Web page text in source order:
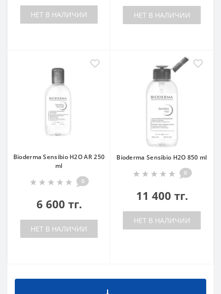
НЕТ В НАЛИЧИИ НЕТ В НАЛИЧИИ
Bioderma Sensibio H2O AR 250
ml
0
6 600 тг.
НЕТ В НАЛИЧИИ
Bioderma Sensibio H2O 850 ml
0
11 400 тг.
НЕТ В НАЛИЧИИ